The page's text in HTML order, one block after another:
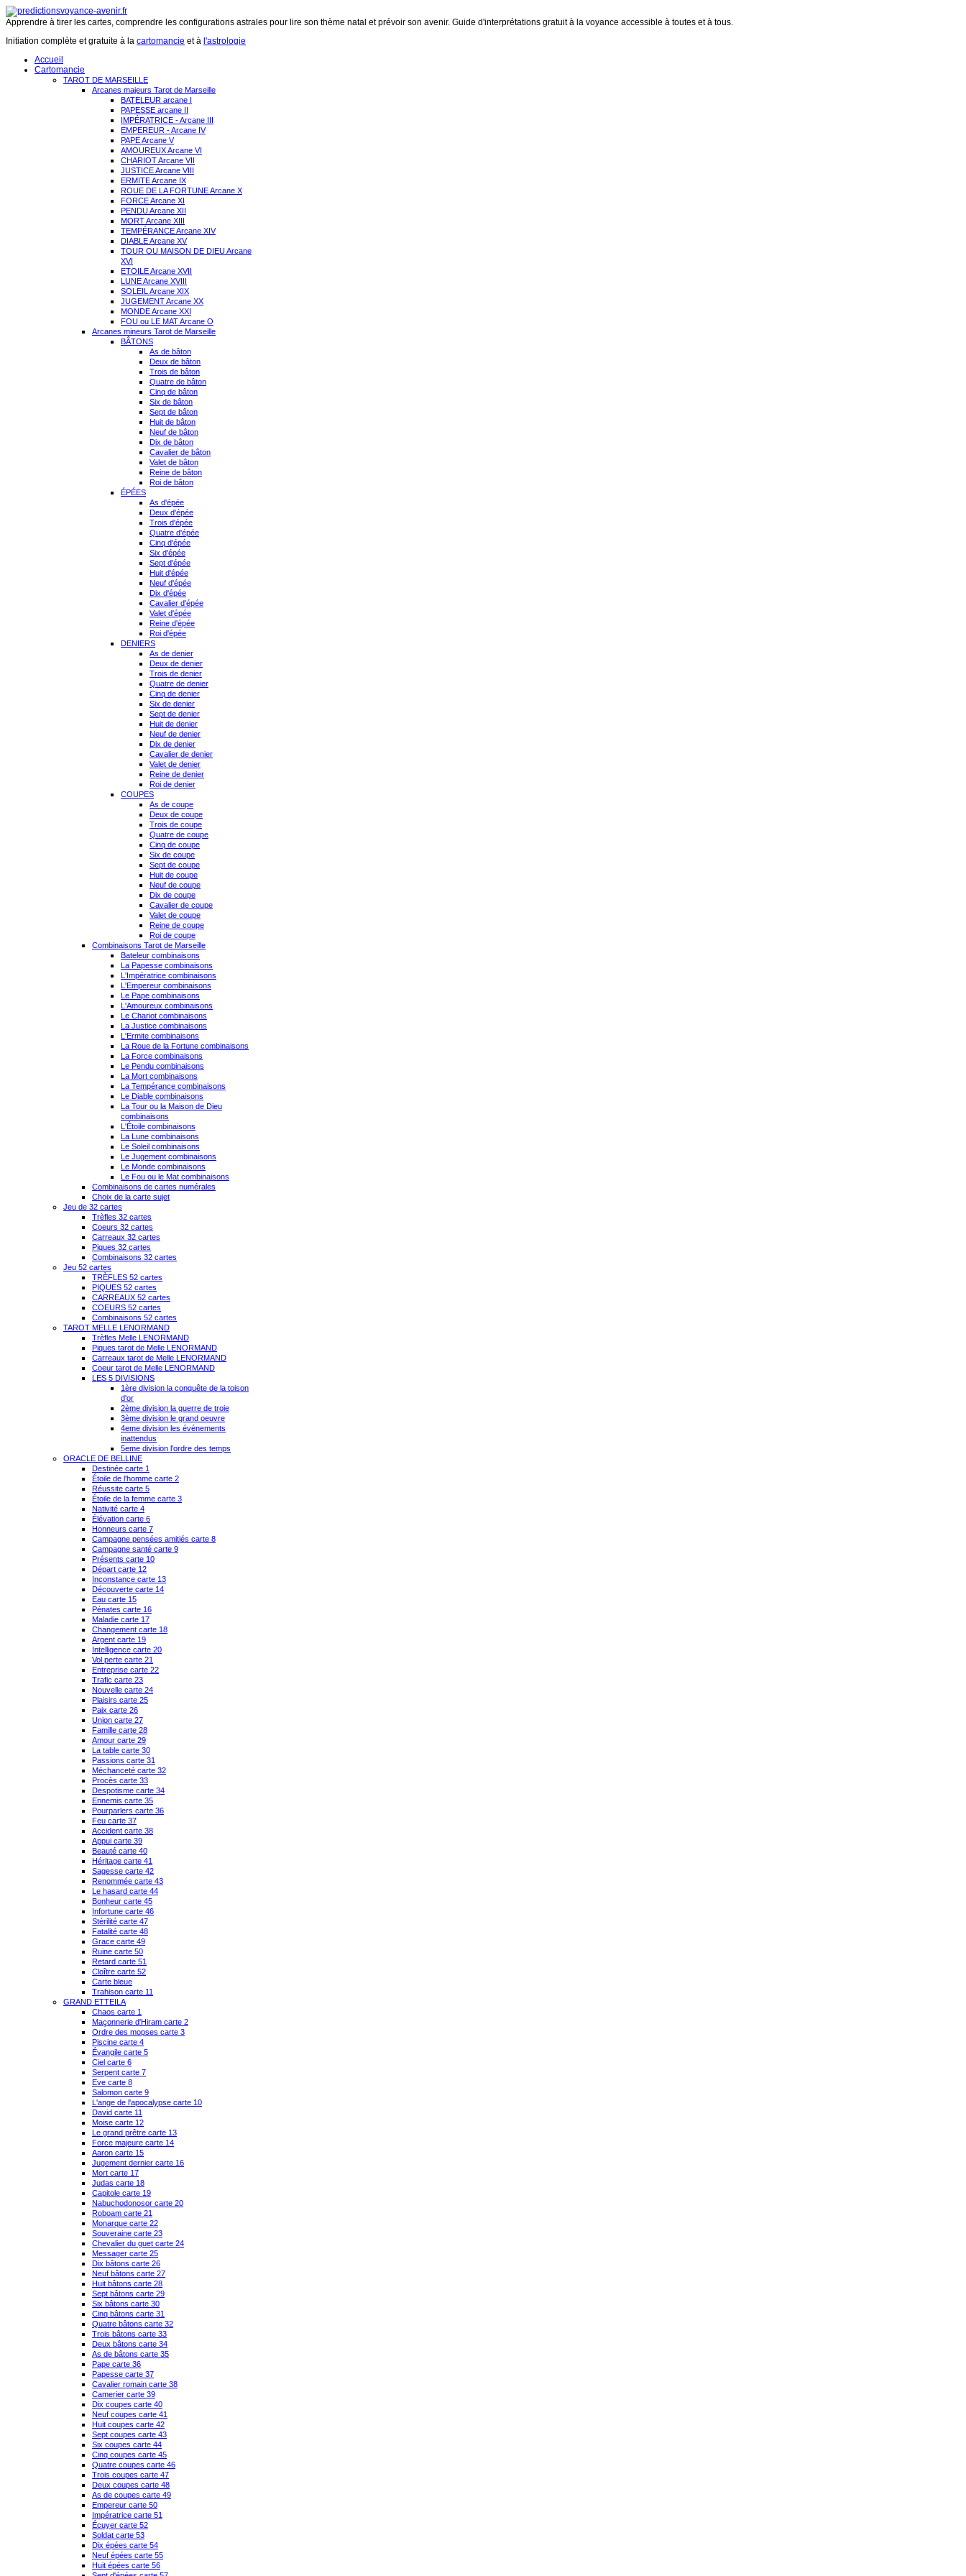
Apprendre à tirer les cartes, comprendre les configurations astrales pour lire son thème natal et prévoir son avenir. Guide d'interprétations gratuit à la voyance accessible à toutes et à tous.
Initiation complète et gratuite à la cartomancie et à l'astrologie
Accueil
Cartomancie
TAROT DE MARSEILLE
Arcanes majeurs Tarot de Marseille
BATELEUR arcane I
PAPESSE arcane II
IMPÉRATRICE - Arcane III
EMPEREUR - Arcane IV
PAPE Arcane V
AMOUREUX Arcane VI
CHARIOT Arcane VII
JUSTICE Arcane VIII
ERMITE Arcane IX
ROUE DE LA FORTUNE Arcane X
FORCE Arcane XI
PENDU Arcane XII
MORT Arcane XIII
TEMPÉRANCE Arcane XIV
DIABLE Arcane XV
TOUR OU MAISON DE DIEU Arcane
XVI
ETOILE Arcane XVII
LUNE Arcane XVIII
SOLEIL Arcane XIX
JUGEMENT Arcane XX
MONDE Arcane XXI
FOU ou LE MAT Arcane O
Arcanes mineurs Tarot de Marseille
BÂTONS
As de bâton
Deux de bâton
Trois de bâton
Quatre de bâton
Cinq de bâton
Six de bâton
Sept de bâton
Huit de bâton
Neuf de bâton
Dix de bâton
Cavalier de bâton
Valet de bâton
Reine de bâton
Roi de bâton
ÉPÉES
As d'épée
Deux d'épée
Trois d'épée
Quatre d'épée
Cinq d'épée
Six d'épée
Sept d'épée
Huit d'épée
Neuf d'épée
Dix d'épée
Cavalier d'épée
Valet d'épée
Reine d'épée
Roi d'épée
DENIERS
As de denier
Deux de denier
Trois de denier
Quatre de denier
Cinq de denier
Six de denier
Sept de denier
Huit de denier
Neuf de denier
Dix de denier
Cavalier de denier
Valet de denier
Reine de denier
Roi de denier
COUPES
As de coupe
Deux de coupe
Trois de coupe
Quatre de coupe
Cinq de coupe
Six de coupe
Sept de coupe
Huit de coupe
Neuf de coupe
Dix de coupe
Cavalier de coupe
Valet de coupe
Reine de coupe
Roi de coupe
Combinaisons Tarot de Marseille
Bateleur combinaisons
La Papesse combinaisons
L'Impératrice combinaisons
L'Empereur combinaisons
Le Pape combinaisons
L'Amoureux combinaisons
Le Chariot combinaisons
La Justice combinaisons
L'Ermite combinaisons
La Roue de la Fortune combinaisons
La Force combinaisons
Le Pendu combinaisons
La Mort combinaisons
La Tempérance combinaisons
Le Diable combinaisons
La Tour ou la Maison de Dieu
combinaisons
L'Étoile combinaisons
La Lune combinaisons
Le Soleil combinaisons
Le Jugement combinaisons
Le Monde combinaisons
Le Fou ou le Mat combinaisons
Combinaisons de cartes numérales
Choix de la carte sujet
Jeu de 32 cartes
Trèfles 32 cartes
Coeurs 32 cartes
Carreaux 32 cartes
Piques 32 cartes
Combinaisons 32 cartes
Jeu 52 cartes
TRÈFLES 52 cartes
PIQUES 52 cartes
CARREAUX 52 cartes
COEURS 52 cartes
Combinaisons 52 cartes
TAROT MELLE LENORMAND
Trèfles Melle LENORMAND
Piques tarot de Melle LENORMAND
Carreaux tarot de Melle LENORMAND
Coeur tarot de Melle LENORMAND
LES 5 DIVISIONS
1ère division la conquête de la toison
d'or
2ème division la guerre de troie
3ème division le grand oeuvre
4eme division les événements
inattendus
5eme division l'ordre des temps
ORACLE DE BELLINE
Destinée carte 1
Étoile de l'homme carte 2
Réussite carte 5
Étoile de la femme carte 3
Nativité carte 4
Élévation carte 6
Honneurs carte 7
Campagne pensées amitiés carte 8
Campagne santé carte 9
Présents carte 10
Départ carte 12
Inconstance carte 13
Découverte carte 14
Eau carte 15
Pénates carte 16
Maladie carte 17
Changement carte 18
Argent carte 19
Intelligence carte 20
Vol perte carte 21
Entreprise carte 22
Trafic carte 23
Nouvelle carte 24
Plaisirs carte 25
Paix carte 26
Union carte 27
Famille carte 28
Amour carte 29
La table carte 30
Passions carte 31
Méchanceté carte 32
Procès carte 33
Despotisme carte 34
Ennemis carte 35
Pourparlers carte 36
Feu carte 37
Accident carte 38
Appui carte 39
Beauté carte 40
Héritage carte 41
Sagesse carte 42
Renommée carte 43
Le hasard carte 44
Bonheur carte 45
Infortune carte 46
Stérilité carte 47
Fatalité carte 48
Grace carte 49
Ruine carte 50
Retard carte 51
Cloître carte 52
Carte bleue
Trahison carte 11
GRAND ETTEILA
Chaos carte 1
Maçonnerie d'Hiram carte 2
Ordre des mopses carte 3
Piscine carte 4
Évangile carte 5
Ciel carte 6
Serpent carte 7
Eve carte 8
Salomon carte 9
L'ange de l'apocalypse carte 10
David carte 11
Moise carte 12
Le grand prêtre carte 13
Force majeure carte 14
Aaron carte 15
Jugement dernier carte 16
Mort carte 17
Judas carte 18
Capitole carte 19
Nabuchodonosor carte 20
Roboam carte 21
Monarque carte 22
Souveraine carte 23
Chevalier du guet carte 24
Messager carte 25
Dix bâtons carte 26
Neuf bâtons carte 27
Huit bâtons carte 28
Sept bâtons carte 29
Six bâtons carte 30
Cinq bâtons carte 31
Quatre bâtons carte 32
Trois bâtons carte 33
Deux bâtons carte 34
As de bâtons carte 35
Pape carte 36
Papesse carte 37
Cavalier romain carte 38
Camerier carte 39
Dix coupes carte 40
Neuf coupes carte 41
Huit coupes carte 42
Sept coupes carte 43
Six coupes carte 44
Cinq coupes carte 45
Quatre coupes carte 46
Trois coupes carte 47
Deux coupes carte 48
As de coupes carte 49
Empereur carte 50
Impératrice carte 51
Écuyer carte 52
Soldat carte 53
Dix épées carte 54
Neuf épées carte 55
Huit épées carte 56